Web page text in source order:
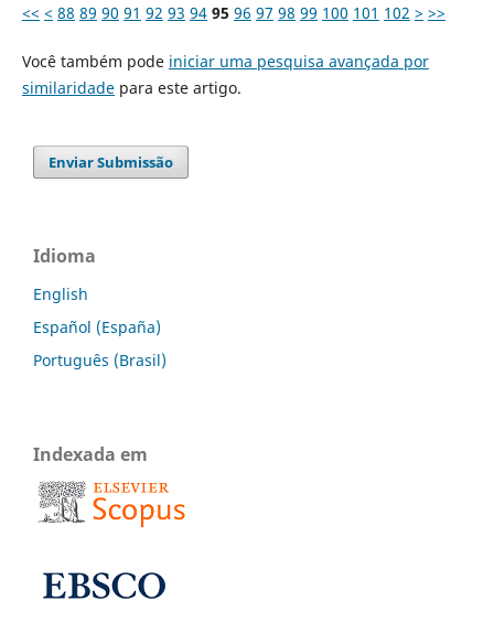
<< < 88 89 90 91 92 93 94 95 96 97 98 99 100 101 102 > >>
Você também pode iniciar uma pesquisa avançada por
similaridadepara este artigo.
Enviar Submissão
Idioma
English
Español (España)
Português (Brasil)
Indexada em